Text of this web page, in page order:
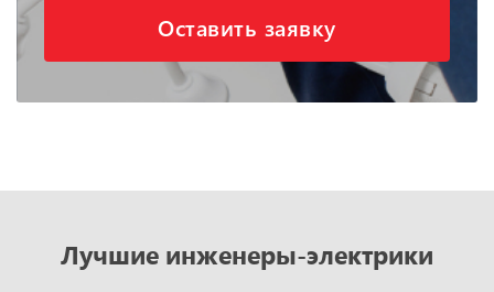
Оставить заявку
Лучшие инженеры-электрики